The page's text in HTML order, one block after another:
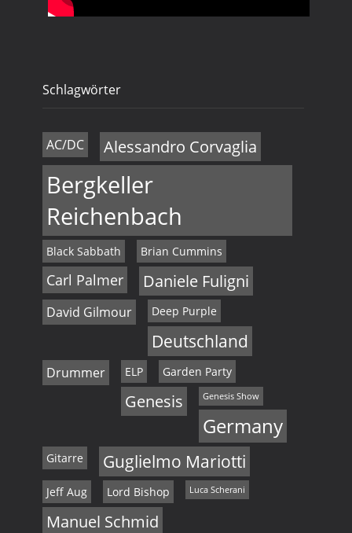
Schlagwörter
AC/DC Alessandro Corvaglia
Bergkeller
Reichenbach
Black Sabbath Brian Cummins
Carl Palmer Daniele Fuligni
David Gilmour Deep Purple
Deutschland
Drummer ELP Garden Party
Genesis Genesis Show
Germany
Gitarre Guglielmo Mariotti
Jeff Aug Lord Bishop Luca Scherani
Manuel Schmid